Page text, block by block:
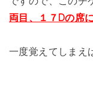
両目、１７Dの席
一度覚えてしまえ